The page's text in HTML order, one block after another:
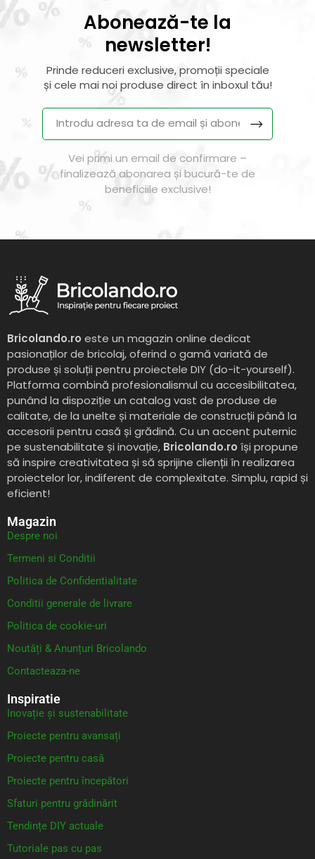
Abonează-te la
newsletter!
Prinde reduceri exclusive, promoții speciale
și cele mai noi produse direct în inboxul tău!
Vei primi un email de confirmare –
finalizează abonarea și bucură-te de
beneficiile exclusive!
Bricolando.ro este un magazin online dedicat
pasionaților de bricolaj, oferind o gamă variată de
produse și soluții pentru proiectele DIY (do-it-yourself).
Platforma combină profesionalismul cu accesibilitatea,
punând la dispoziție un catalog vast de produse de
calitate, de la unelte și materiale de construcții până la
accesorii pentru casă și grădină. Cu un accent puternic
pe sustenabilitate și inovație, Bricolando.ro își propune
să inspire creativitatea și să sprijine clienții în realizarea
proiectelor lor, indiferent de complexitate. Simplu, rapid și
eficient!
Magazin
Despre noi
Termeni si Conditii
Politica de Confidentialitate
Conditii generale de livrare
Politica de cookie-uri
Noutăți & Anunțuri Bricolando
Contacteaza-ne
Inspiratie
Inovație și sustenabilitate
Proiecte pentru avansați
Proiecte pentru casă
Proiecte pentru începători
Sfaturi pentru grădinărit
Tendințe DIY actuale
Tutoriale pas cu pas